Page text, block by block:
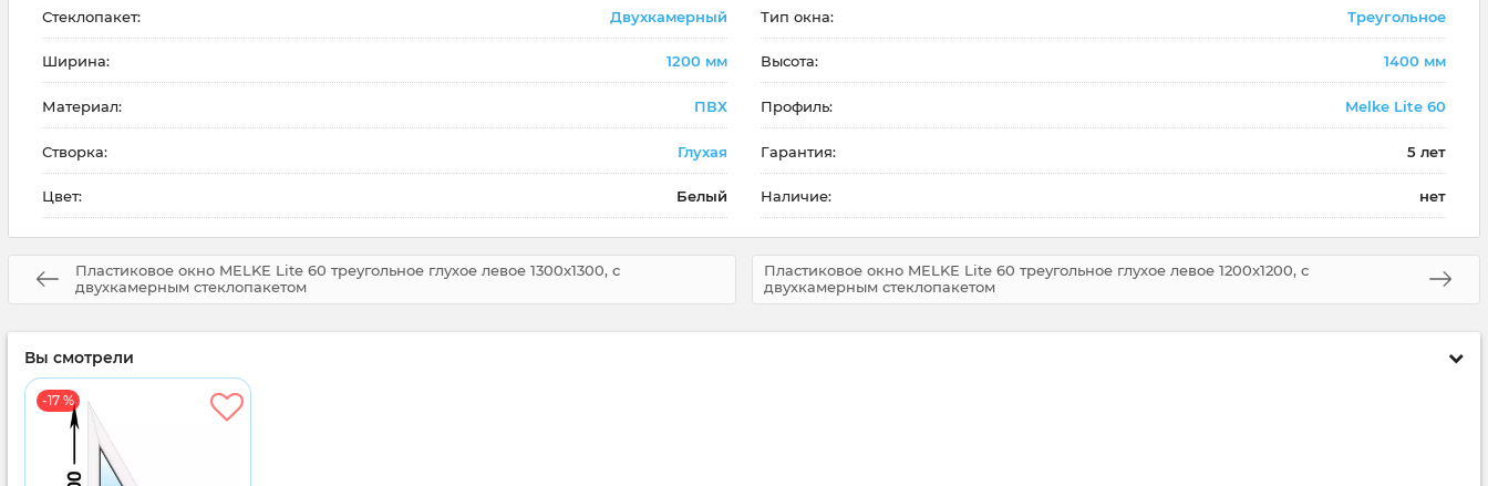
Стеклопакет: Двухкамерный Тип окна: Треугольное
Ширина: 1200 мм Высота: 1400 мм
Материал: ПВХ Профиль: Melke Lite 60
Створка: Глухая Гарантия: 5 лет
Цвет: Белый Наличие: нет
Пластиковое окно MELKE Lite 60 треугольное глухое левое 1300x1300, с
двухкамерным стеклопакетом
Пластиковое окно MELKE Lite 60 треугольное глухое левое 1200x1200, с
двухкамерным стеклопакетом
Вы смотрели
-17 %